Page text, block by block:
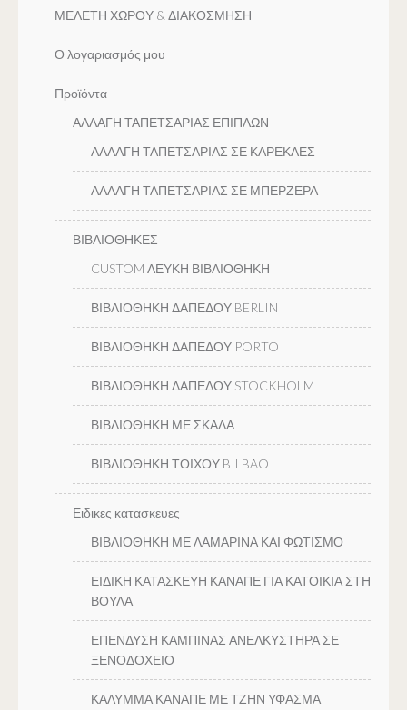
ΜΕΛΕΤΗ ΧΩΡΟΥ & ΔΙΑΚΟΣΜΗΣΗ
Ο λογαριασμός μου
Προϊόντα
ΑΛΛΑΓΗ ΤΑΠΕΤΣΑΡΙΑΣ ΕΠΙΠΛΩΝ
ΑΛΛΑΓΗ ΤΑΠΕΤΣΑΡΙΑΣ ΣΕ ΚΑΡΕΚΛΕΣ
ΑΛΛΑΓΗ ΤΑΠΕΤΣΑΡΙΑΣ ΣΕ ΜΠΕΡΖΕΡΑ
ΒΙΒΛΙΟΘΗΚΕΣ
CUSTOM ΛΕΥΚΗ ΒΙΒΛΙΟΘΗΚΗ
ΒΙΒΛΙΟΘΗΚΗ ΔΑΠΕΔΟΥ BERLIN
ΒΙΒΛΙΟΘΗΚΗ ΔΑΠΕΔΟΥ PORTO
ΒΙΒΛΙΟΘΗΚΗ ΔΑΠΕΔΟΥ STOCKHOLM
ΒΙΒΛΙΟΘΗΚΗ ΜΕ ΣΚΑΛΑ
ΒΙΒΛΙΟΘΗΚΗ ΤΟΙΧΟΥ BILBAO
Ειδικες κατασκευες
ΒΙΒΛΙΟΘΗΚΗ ΜΕ ΛΑΜΑΡΙΝΑ ΚΑΙ ΦΩΤΙΣΜΟ
ΕΙΔΙΚΗ ΚΑΤΑΣΚΕΥΗ ΚΑΝΑΠΕ ΓΙΑ ΚΑΤΟΙΚΙΑ ΣΤΗ
ΒΟΥΛΑ
ΕΠΕΝΔΥΣΗ ΚΑΜΠΙΝΑΣ ΑΝΕΛΚΥΣΤΗΡΑ ΣΕ
ΞΕΝΟΔΟΧΕΙΟ
ΚΑΛΥΜΜΑ ΚΑΝΑΠΕ ΜΕ ΤΖΗΝ ΥΦΑΣΜΑ